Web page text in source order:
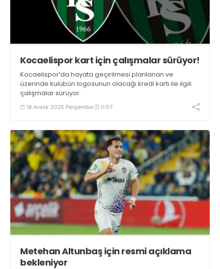
Kocaelispor kart için çalışmalar sürüyor!
Kocaelispor’da hayata geçirilmesi planlanan ve
üzerinde kulübün logosunun olacağı kredi kartı ile ilgili
çalışmalar sürüyor.
18 Aralık 2025 Perşembe 11:07
Metehan Altunbaş için resmi açıklama
bekleniyor